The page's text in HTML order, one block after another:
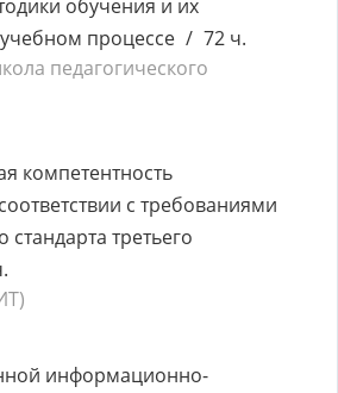
обучения и их
процессе
72 ч.
педагогического
компетентность
с требованиями
стандарта третьего
информационно-